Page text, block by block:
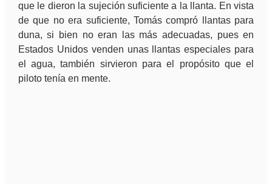
que le dieron la sujeción suficiente a la llanta. En vista
de que no era suficiente, Tomás compró llantas para
duna, si bien no eran las más adecuadas, pues en
Estados Unidos venden unas llantas especiales para
el agua, también sirvieron para el propósito que el
piloto tenía en mente.